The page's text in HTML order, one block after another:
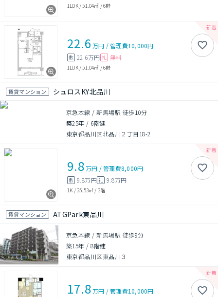
1LDK/51.04㎡ /6階
22.6 万円 /管理費10,000円
敷 22.6万円 礼 無料
1LDK/51.04㎡ /6階
賃貸マンション シュロスKY北品川
京急本線 / 新馬場駅 徒歩10分
築25年 / 6階建
東京都品川区北品川２丁目18-2
9.8万円 /管理費8,000円
敷 9.8万円礼 9.8万円
1K / 25.53㎡ / 3階
賃貸マンション ATGPark東品川
京急本線 / 新馬場駅 徒歩9分
築15年 /8階建
東京都品川区東品川３
17.8万円 /管理費10,000円